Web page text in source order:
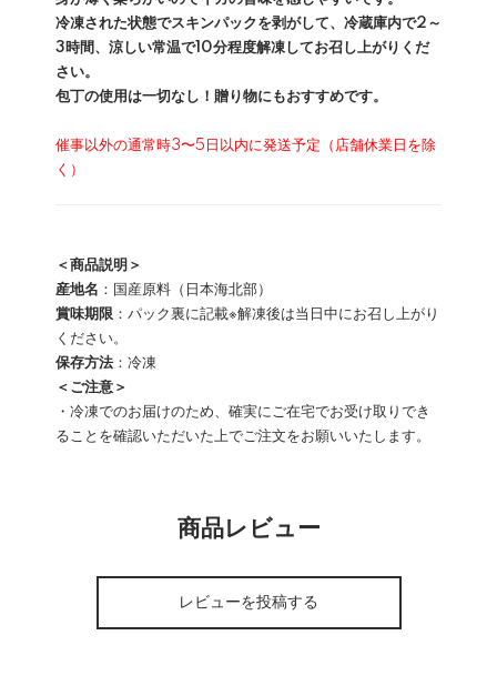
冷凍された状態でスキンパックを剥がして、冷蔵庫内で2～
3時間、涼しい常温で10分程度解凍してお召し上がりくだ
さい。
包丁の使用は一切なし！贈り物にもおすすめです。
催事以外の通常時3〜5日以内に発送予定（店舗休業日を除
く）
＜商品説明＞
産地名 ：国産原料（日本海北部）
賞味期限 ：パック裏に記載※解凍後は当日中にお召し上がり
ください。
保存方法 ：冷凍
＜ご注意＞
・冷凍でのお届けのため、確実にご在宅でお受け取りでき
ることを確認いただいた上でご注文をお願いいたします。
商品レビュー
レビューを投稿する